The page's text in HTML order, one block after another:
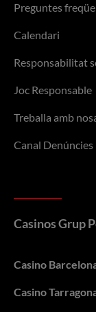
Preguntes
Calendari
Responsabilitat
Joc Responsable
Treballa amb
Canal Denúncies
Casinos Grup
Casino
Casino